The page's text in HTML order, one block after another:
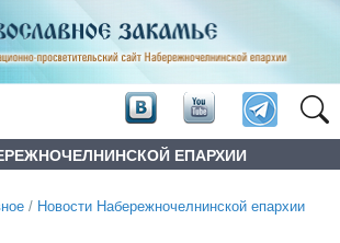
ЕПАРХИИ
/ Новости Набережночелнинской епархии